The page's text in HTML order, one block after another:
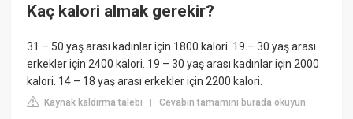
Kaç kalori almak gerekir?
31 – 50 yaş arası kadınlar için 1800 kalori. 19 – 30 yaş arası
erkekler için 2400 kalori. 19 – 30 yaş arası kadınlar için 2000
kalori. 14 – 18 yaş arası erkekler için 2200 kalori.
Kaynak kaldırma talebi |Cevabın tamamını burada okuyun: